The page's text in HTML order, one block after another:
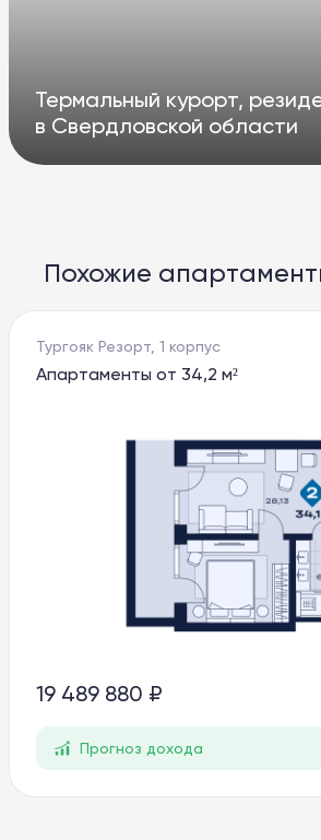
Термальный курорт,
в Свердловской области
Похожие
Тургояк Резорт, 1 корпус
Апартаменты от 34,2 м²
19 489 880 ₽
Прогноз дохода